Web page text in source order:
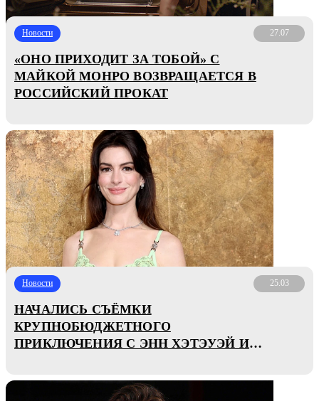
Новости 27.07
«ОНО ПРИХОДИТ ЗА ТОБОЙ» С
МАЙКОЙ МОНРО ВОЗВРАЩАЕТСЯ В
РОССИЙСКИЙ ПРОКАТ
Новости 25.03
НАЧАЛИСЬ СЪЁМКИ
КРУПНОБЮДЖЕТНОГО
ПРИКЛЮЧЕНИЯ С ЭНН ХЭТЭУЭЙ И